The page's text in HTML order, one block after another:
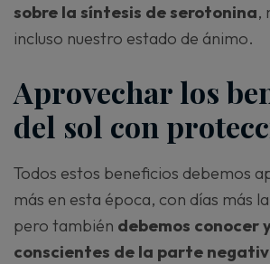
sobre la síntesis de serotonina,
incluso nuestro estado de ánimo.
Aprovechar los
del sol con
Todos estos beneficios debemos
más en esta época, con días más
pero también debemos conocer
conscientes de la parte